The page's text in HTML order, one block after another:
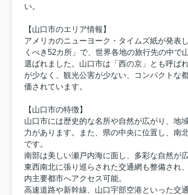
い。
【山口市のエリア情報】
アメリカのニューヨーク・タイムズ紙が発表
くべき52カ所」で、世界各地の旅行先の中で
選ばれました。山口市は「西の京」とも呼ば
が少なく、観光公害が少ない、コンパクトな
価されています。
【山口市の特徴】
山口市には歴史的な名所や自然が広がり、地
力があります。また、県の中央に位置し、南
です。
南部は美しい瀬戸内海に面し、多彩な自然が
東西南北に張り巡らされた交通網も整備され
内主要都市へアクセス可能。
高速道路や新幹線、山口宇部空港といった交